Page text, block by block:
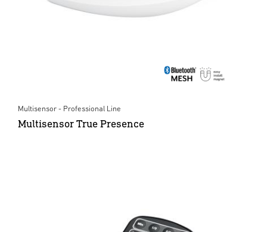
Multisensor - Professional Line
Multisensor True Presence